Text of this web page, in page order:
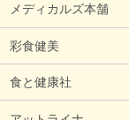
メディカルズ本舗
彩食健美
食と健康社